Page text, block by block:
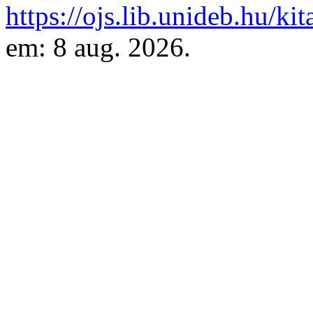
https://ojs.lib.unideb.hu/
em: 8 aug. 2026.